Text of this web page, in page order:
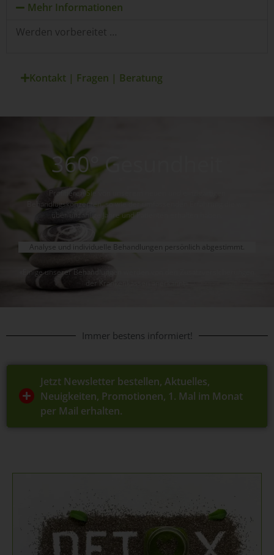
Mehr Informationen
Werden vorbereitet …
Kontakt | Fragen | Beratung
360° Gesundheit
Profitieren Sie von unserem neuen und einzigartigen
Behandlugskonzepten, so wie der umfassenden Erfahrung die wir
über unzählige Jahre und Patienten erhalten haben.
Analyse und individuelle Behandlungen persönlich abgestimmt.
«Einige unserer Behandlungen werden von den Zusatzversicherungen
der Krankenkassen anerkannt»
Immer bestens informiert!
Jetzt Newsletter bestellen, Aktuelles,
Neuigkeiten, Promotionen, 1. Mal im Monat
per Mail erhalten.